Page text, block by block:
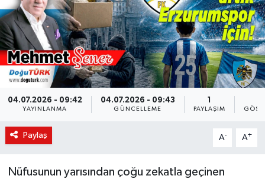
04.07.2026 - 09:42
YAYINLANMA
04.07.2026 - 09:43
GÜNCELLEME
1
PAYLAŞIM
Paylaş A- A+
Nüfusunun yarısından çoğu zekatla geçinen
KÜLTÜR-SANAT
Magazin
Medya
Politika
Sağlık
Siyaset